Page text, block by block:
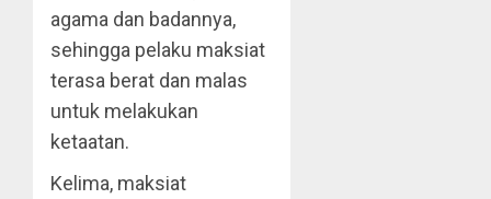
agama dan badannya,
sehingga pelaku maksiat
terasa berat dan malas
untuk melakukan
ketaatan.
Kelima, maksiat